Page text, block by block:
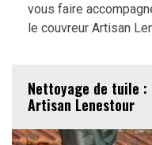
vous faire
le couvreur Artisan
Nettoyage de tuile
Artisan Lenestour